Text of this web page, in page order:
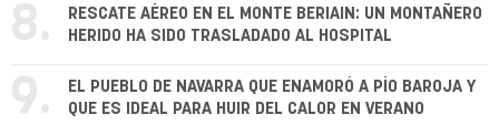
8.
RESCATE AÉREO EN EL MONTE BERIAIN: UN MONTAÑERO
HERIDO HA SIDO TRASLADADO AL HOSPITAL
9.
EL PUEBLO DE NAVARRA QUE ENAMORÓ A PÍO BAROJA Y
QUE ES IDEAL PARA HUIR DEL CALOR EN VERANO